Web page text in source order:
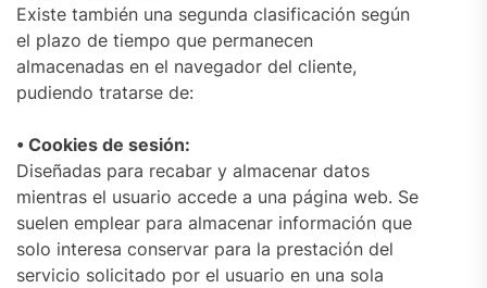
Existe también una segunda clasificación según
el plazo de tiempo que permanecen
almacenadas en el navegador del cliente,
pudiendo tratarse de:
• Cookies de sesión:
Diseñadas para recabar y almacenar datos
mientras el usuario accede a una página web. Se
suelen emplear para almacenar información que
solo interesa conservar para la prestación del
servicio solicitado por el usuario en una sola